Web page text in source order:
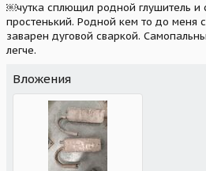
￼чутка сплющил родной глушитель и
простенький. Родной кем то до меня
заварен дуговой сваркой.
легче.
Вложения